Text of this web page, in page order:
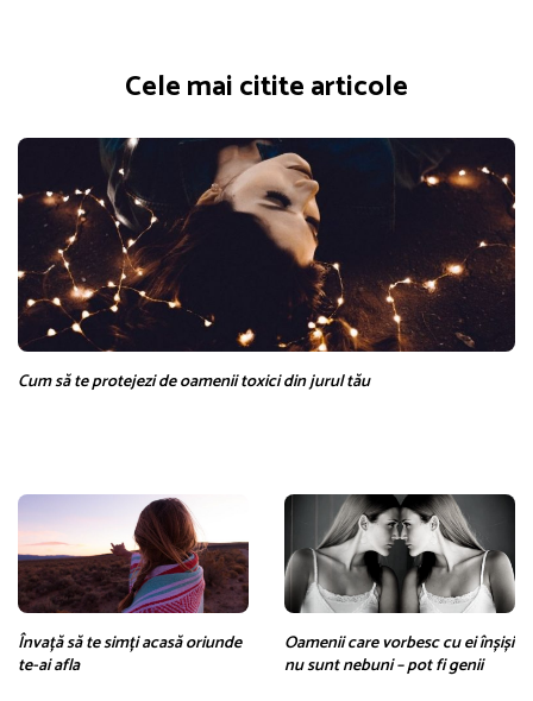
Cele mai citite articole
Cum să te protejezi de oamenii toxici din jurul tău
Învață să te simți acasă oriunde
te-ai afla
Oamenii care vorbesc cu ei înșiși
nu sunt nebuni – pot fi genii